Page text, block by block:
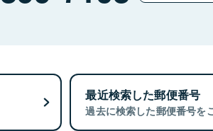
最近検索した郵便番号
過去に検索した郵便番号を